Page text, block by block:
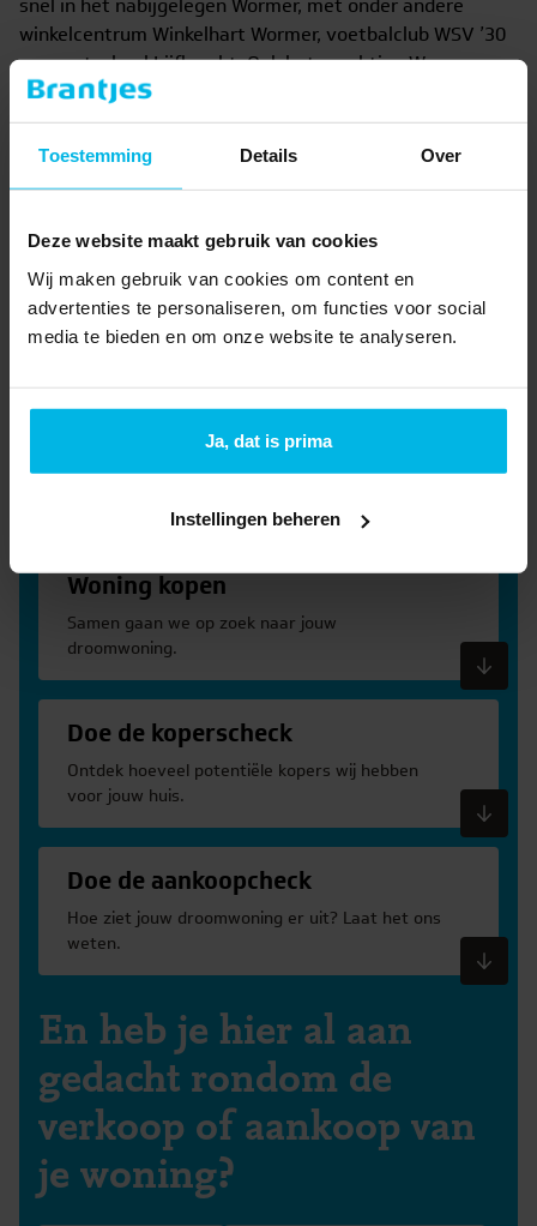
Toestemming Details Over
Deze website maakt gebruik van cookies
Wij maken gebruik van cookies om content en
advertenties te personaliseren, om functies voor social
media te bieden en om onze website te analyseren.
Ja, dat is prima
Instellingen beheren
winkelcentrum Winkelhart Wormer, voetbalclub WSV ’30
en sportschool Lijfkracht. Ook het prachtige Wormer- en
Jisperveld ligt direct naast de deur.
Kopen of
verkopen
Woning verkopen
Maak een afspraak voor een vrijblijvende
Meer informatie
Woning kopen
Samen gaan we op zoek naar jouw
droomwoning.
Meer informatie
Doe de koperscheck
Ontdek hoeveel potentiële kopers wij hebben
voor jouw huis.
Meer informatie
Doe de aankoopcheck
Hoe ziet jouw droomwoning er uit? Laat het ons
weten.
Meer informatie
En heb je hier al aan
gedacht rondom de
verkoop of aankoop van
je woning?